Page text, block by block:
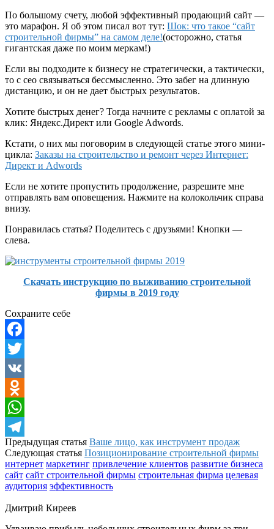
По большому счету, любой эффективный продающий сайт —
это марафон. Я об этом писал вот тут: Шок: что такое “сайт
строительной фирмы” на самом деле!(осторожно, статья
гигантская даже по моим меркам!)
Если вы подходите к бизнесу не стратегически, а тактически,
то с сео связываться бессмысленно. Это забег на длинную
дистанцию, и он не дает быстрых результатов.
Хотите быстрых денег? Тогда начните с рекламы с оплатой за
клик: Яндекс.Директ или Google Adwords.
Кстати, о них мы поговорим в следующей статье этого мини-
цикла: Заказы на строительство и ремонт через Интернет:
Директ и Adwords
Если не хотите пропустить продолжение, разрешите мне
отправлять вам оповещения. Нажмите на колокольчик справа
внизу.
Понравилась статья? Поделитесь с друзьями! Кнопки —
слева.
Скачать инструкцию по выживанию строительной
фирмы в 2019 году
Сохраните себе
Facebook
Twitter
VK
Odnoklassniki
WhatsApp
Telegram
Предыдущая статья Ваше лицо, как инструмент продаж
Следующая статья Позиционирование строительной фирмы
интернет маркетинг привлечение клиентов развитие бизнеса
сайт сайт строительной фирмы строительная фирма целевая
аудитория эффективность
Дмитрий Киреев